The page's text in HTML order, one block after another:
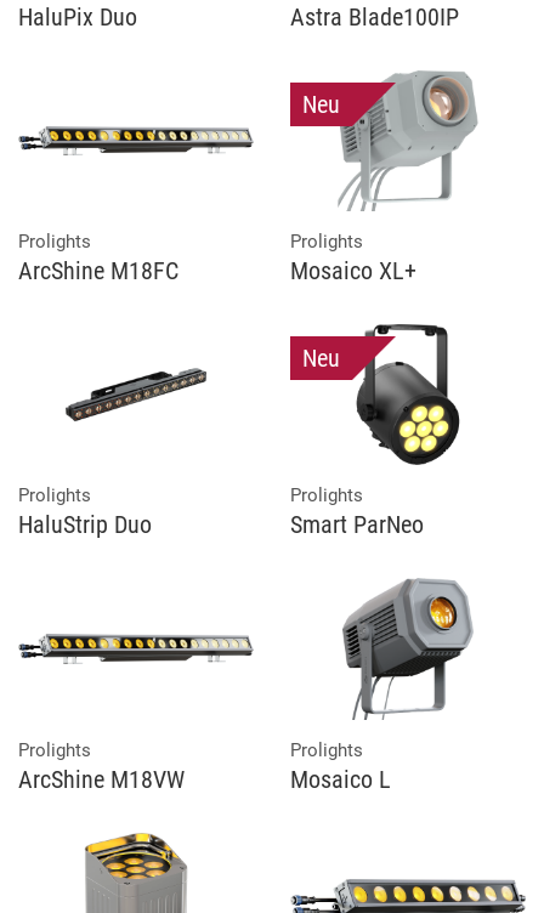
HaluPix Duo Astra Blade100IP
Prolights
ArcShine M18FC
Neu
Prolights
Mosaico XL+
Prolights
HaluStrip Duo
Neu
Prolights
Smart ParNeo
Prolights
ArcShine M18VW
Prolights
Mosaico L